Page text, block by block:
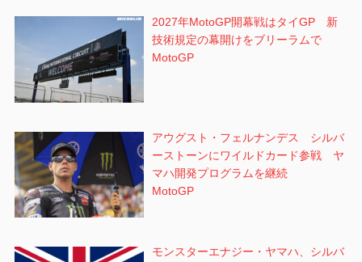
2027年MotoGP開幕戦はタイGP 新
技術規定の幕開けをブリーラムで
MotoGP
アウグスト・フェルナンデス シルバ
ーストーンにワイルドカード参戦 ヤ
マハ開発プログラムを継続
MotoGP
モンスターエナジー・ヤマハ、シルバ